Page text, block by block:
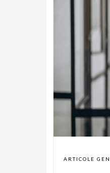
ARTICOLE